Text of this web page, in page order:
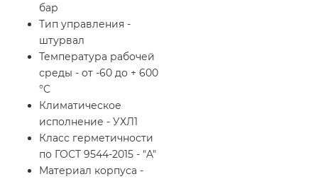
бар
Тип управления -
штурвал
Температура рабочей
среды - от -60 до + 600
°C
Климатическое
исполнение - УХЛ1
Класс герметичности
по ГОСТ 9544-2015 - "A"
Материал корпуса -